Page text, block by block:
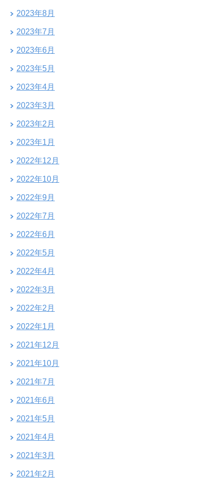
2023年8月
2023年7月
2023年6月
2023年5月
2023年4月
2023年3月
2023年2月
2023年1月
2022年12月
2022年10月
2022年9月
2022年7月
2022年6月
2022年5月
2022年4月
2022年3月
2022年2月
2022年1月
2021年12月
2021年10月
2021年7月
2021年6月
2021年5月
2021年4月
2021年3月
2021年2月